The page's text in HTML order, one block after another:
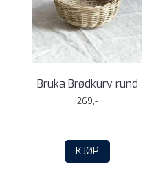
Bruka Brødkurv rund
269,-
KJØP